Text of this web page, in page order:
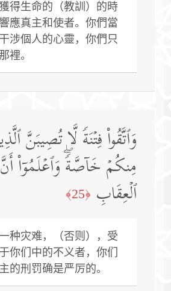
得生命的（教訓）的時
應真主和使者。你們當
涉個人的心靈，你們只
裡。
وَٱتَّقُوا۟ فِتۡنَةࣰ لَّا تُصِیبَنَّ
مِنكُمۡ خَاۤصَّةࣰۖ وَٱعۡلَمُوۤا۟
ٱلۡعِقَابِ ﴿25﴾
种灾难，（否则），受
你们中的不义者，你们
的刑罚确是严厉的。